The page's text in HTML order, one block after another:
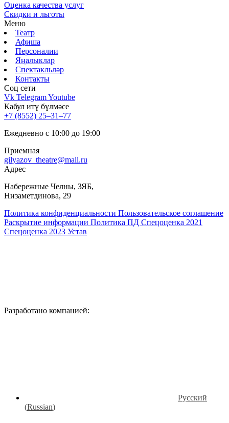
Оценка качества услуг
Скидки и льготы
Меню
Театр
Афиша
Персоналии
Яңалыклар
Спектакльләр
Контакты
Соц cети
Vk TelegramYoutube
Кабул итү бүлмәсе
+7 (8552) 25‒31‒77
Ежедневно с 10:00 до 19:00
Приемная
gilyazov_theatre@mail.ru
Адрес
​Набережные Челны, ЗЯБ,
Низаметдинова, 29
Политика конфиденциальности Пользовательское соглашение
Раскрытие информации Политика ПД Спецоценка 2021
Спецоценка 2023 Устав
Разработано компанией:
Русский
(Russian)